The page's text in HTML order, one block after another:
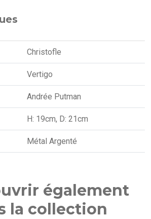
Christofle
Vertigo
Andrée Putman
H: 19cm, D: 21cm
Métal Argenté
également
la collection